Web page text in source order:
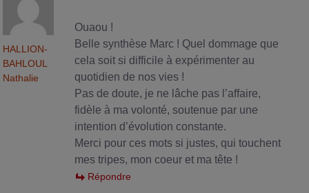
HALLION-
BAHLOUL
Nathalie
Ouaou !
Belle synthèse Marc ! Quel dommage que
cela soit si difficile à expérimenter au
quotidien de nos vies !
Pas de doute, je ne lâche pas l’affaire,
fidèle à ma volonté, soutenue par une
intention d’évolution constante.
Merci pour ces mots si justes, qui touchent
mes tripes, mon coeur et ma tête !
Répondre